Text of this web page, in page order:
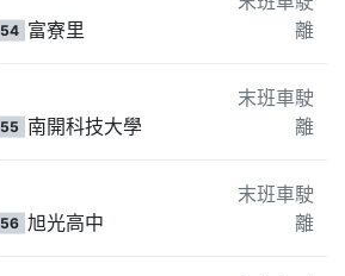
54 富寮里
離
55 南開科技大學
末班車駛
離
56 旭光高中
末班車駛
離